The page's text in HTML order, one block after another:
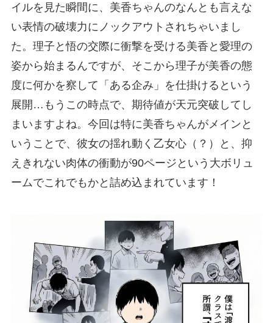
イルを見た瞬間に、美香ちゃんのなんとも言えな
い表情の破壊力にノックアウトされちゃいまし
た。理子と悟の交際に衝撃を受ける美香と愛理の
姿から始まるんですが、そこから理子が美香の態
度に何かを察して「ある企み」を仕掛けるという
展開…もうこの時点で、期待値が天元突破してし
まいますよね。今回は特に美香ちゃんがメインと
いうことで、彼女の揺れ動く乙女心（？）と、抑
えきれない肉体の衝動が90ページという大ボリュ
ームでこれでもかと詰め込まれています！